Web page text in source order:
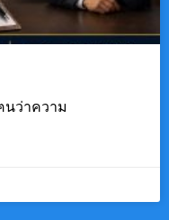
นว่าความ